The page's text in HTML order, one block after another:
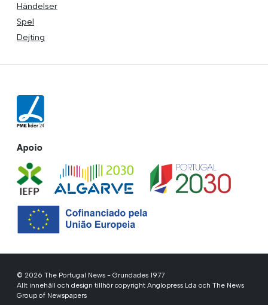
Händelser
Spel
Dejting
Apoio
© 2026 The Portugal News - Grundades 1977
Allt innehåll och design tillhör copyright Anglopress Lda och The News
Group of Newspapers